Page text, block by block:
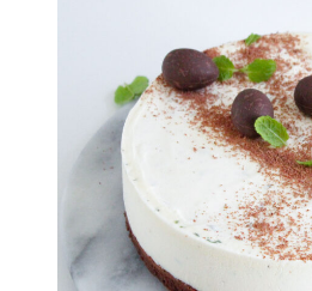
ganache
og
bagte
rabarber